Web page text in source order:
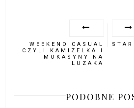
WEEKEND CASUAL
CZYLI KAMIZELKA I
MOKASYNY NA
LUZAKA
PODOBNE